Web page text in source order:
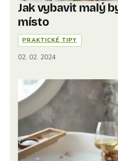
Jak vybavit malý
místo
PRAKTICKÉ TIPY
02. 02. 2024